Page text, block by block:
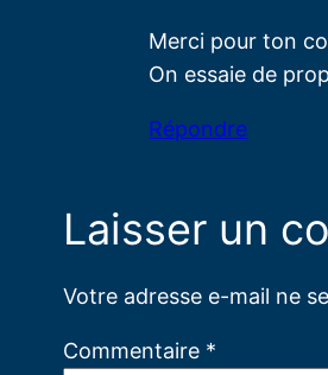
Merci pour ton
On essaie de
Répondre
Laisser un
Votre adresse e-mail ne
Commentaire *